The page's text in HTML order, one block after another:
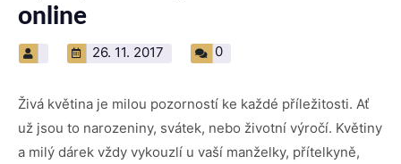
online
26. 11. 2017 0
Živá květina je milou pozorností ke každé příležitosti. Ať
už jsou to narozeniny, svátek, nebo životní výročí. Květiny
a milý dárek vždy vykouzlí u vaší manželky, přítelkyně,